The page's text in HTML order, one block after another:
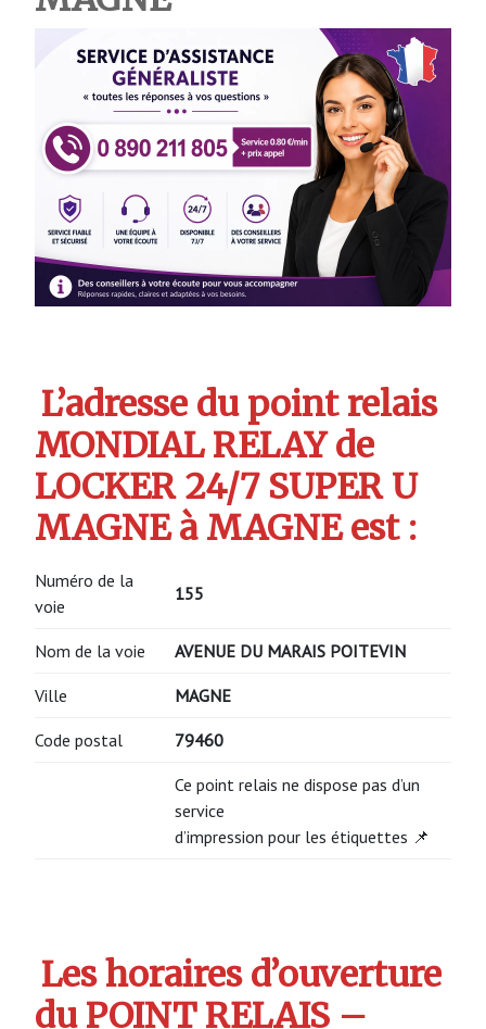
L’adresse du point relais
MONDIAL RELAY de
LOCKER 24/7 SUPER U
MAGNE à MAGNE est :
Numéro de la
voie
155
Nom de la voie AVENUE DU MARAIS POITEVIN
Ville MAGNE
Code postal 79460
Ce point relais ne dispose pas d’un
service
d’impression pour les étiquettes 📌
Les horaires d’ouverture
du POINT RELAIS –